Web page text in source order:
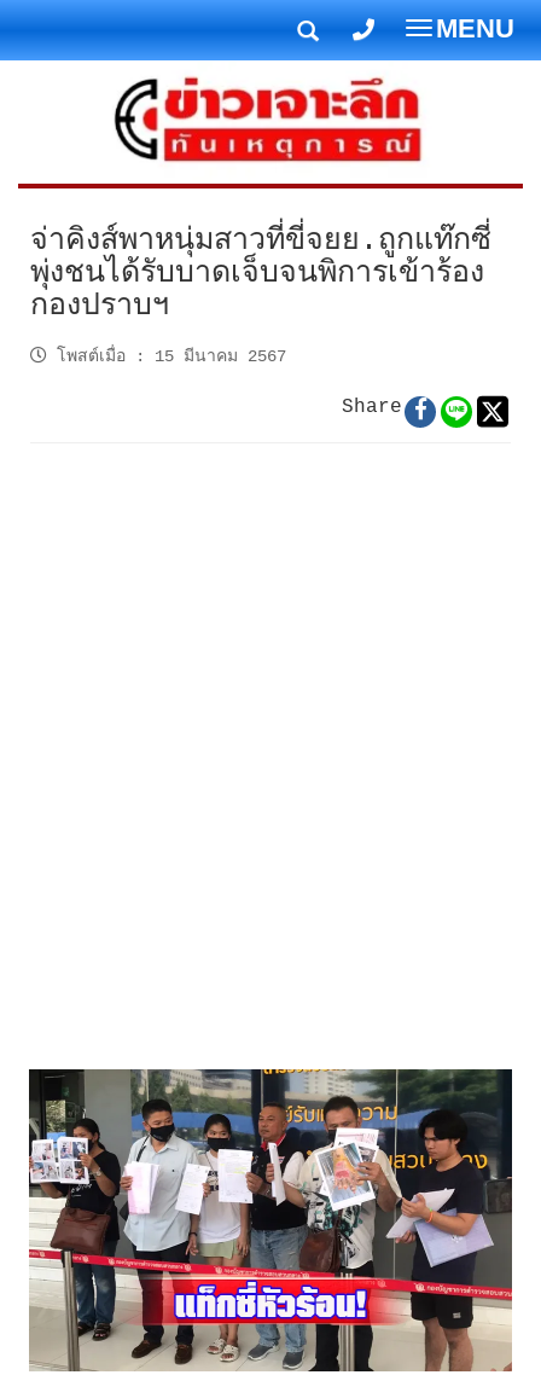
T
o
g
g
l
e
a
v
t
MENU
จ่าคิงส์พาหนุ่มสาวที่ขี่จยย.ถูกแท๊กซี่
พุ่งชนได้รับบาดเจ็บจนพิการเข้าร้อง
กองปราบฯ
โพสต์เมื่อ : 15 มีนาคม 2567
Share